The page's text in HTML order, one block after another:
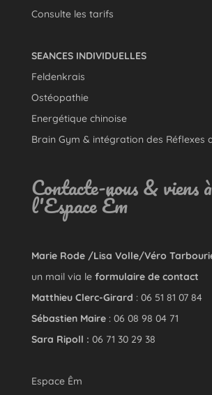
Consulte les tarifs
SEANCES INDIVIDUELLES
Feldenkrais
Ostéopathie
Energétique chinoise
Brain Gym & intégration des Réflexes
Contacte-nous & viens à
l'Espace Êm
Marie Rode /Lisa Volle/Véro
un mail via le formulaire de contact
Matthieu Clerc-Girard : 06 51 81 07 84
Sébastien Maire: 06 08 98 04 71
Sara Ripoll : 06 71 30 29 38
Espace Êm